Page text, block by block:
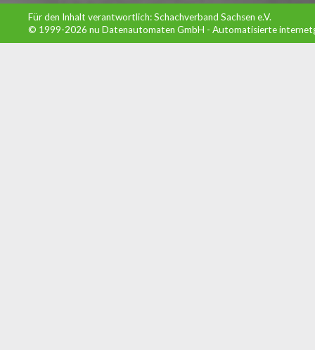
Für den Inhalt verantwortlich: Schachverband Sachsen e.V.
© 1999-2026 nu Datenautomaten GmbH - Automatisierte